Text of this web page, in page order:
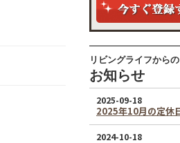
リビングライフからの
お知らせ